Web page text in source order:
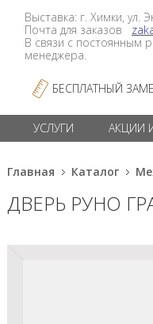
Выставка: г. Химки, ул.
Почта для заказов
В связи с постоянным
менеджера.
БЕСПЛАТНЫЙ
УСЛУГИ АКЦИИ
Главная Каталог
ДВЕРЬ РУНО